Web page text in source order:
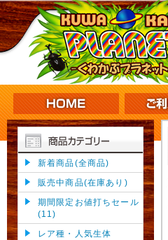
新着商品(全商品)
販売中商品(在庫あり)
期間限定お値打ちセール
(11)
レア種・人気生体